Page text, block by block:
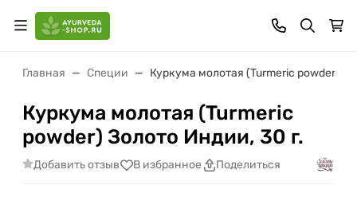
Главная Специи Куркума молотая (Turmeric powder)
Куркума молотая (Turmeric
powder) Золото Индии, 30 г.
Добавить отзыв В избранное Поделиться